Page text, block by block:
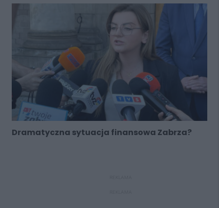
Dramatyczna sytuacja finansowa Zabrza?